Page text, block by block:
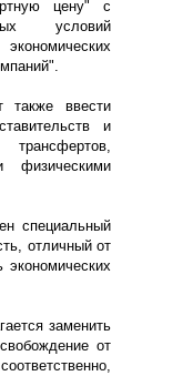
цену" с
условий
также ввести
и
физическими
специальный
отличный от
экономических
заменить
от